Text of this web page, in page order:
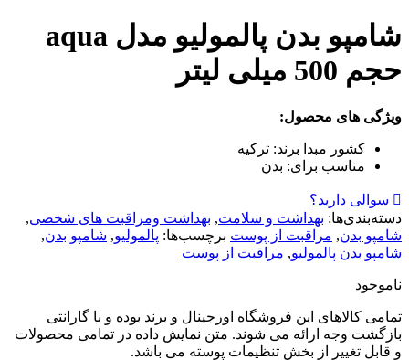
شامپو بدن پالمولیو مدل aqua
حجم 500 میلی لیتر
ویژگی های محصول:
کشور مبدا برند: ترکیه
مناسب برای: بدن
سوالی دارید؟
دسته‌بندی‌ها: بهداشت و سلامت, بهداشت ومراقبت های شخصی,
شامپو بدن, مراقبت از پوست برچسب‌ها: پالمولیو, شامپو بدن,
شامپو بدن پالمولیو, مراقبت از پوست
ناموجود
تمامی کالاهای این فروشگاه اورجینال و برند بوده و با گارانتی
بازگشت وجه ارائه می شوند. متن نمایش داده در تمامی محصولات
و قابل تغییر از بخش تنظیمات پوسته می باشد.